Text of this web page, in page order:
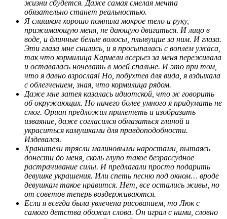
жизни сбудется. Даже самая смелая мечта
обязательно станет реальностью.
Я слишком хорошо помнила мокрое тело и руку,
прижимающую меня, не дающую двигаться. И лицо в
воде, и длинные белые волосы, плывущие за ним. И глаза.
Эти глаза мне снились, и я просыпалась с воплем ужаса,
так что кормилица Кармели всерьез за меня переживала
и оставалась ночевать в моей спальне. И это при том,
что я давно взрослая! Но, побухтев для вида, я вздыхала
с облегчением, зная, что кормилица рядом.
Даже мне затея казалась идиотской, что ж говорить
об окружающих. Но ничего более умного я придумать не
смог. Ориан предложил прилететь и изобразить
изваяние, даже согласился обмазаться глиной и
украситься камушками для правдоподобности.
Издевался.
Хранители трясли малиновыми наростами, пытаясь
донести до меня, сколь глупо такое безрассудное
растрачивание силы. И предлагали просто подарить
девушке украшения. Или спеть песню под окном… вроде
девушкам такое нравится. Нет, все остались живы, но
от советов теперь воздерживаются.
Если я всегда была увлечена рисованием, то Люк с
самого детства обожал слова. Он играл с ними, словно